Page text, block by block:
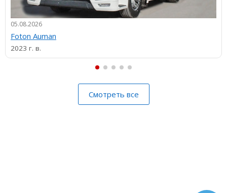
05.08.2026
Foton Auman
2023 г. в.
Смотреть все